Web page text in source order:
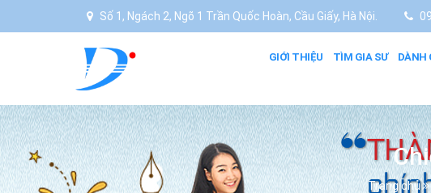
Số 1, Ngách 2, Ngõ 1 Trần Quốc Hoàn, Cầu Giấy, Hà Nội.
GIỚI THIỆU TÌM GIA SƯ DÀNH
Trang chủ